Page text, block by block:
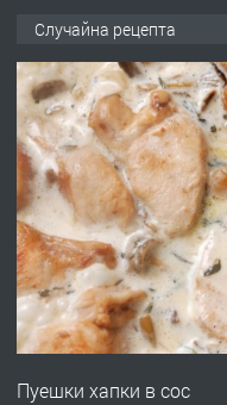
ПРЕДЛАГА
ПРЕДЛАГА
Случайна рецепта
Пуешки хапки в сос